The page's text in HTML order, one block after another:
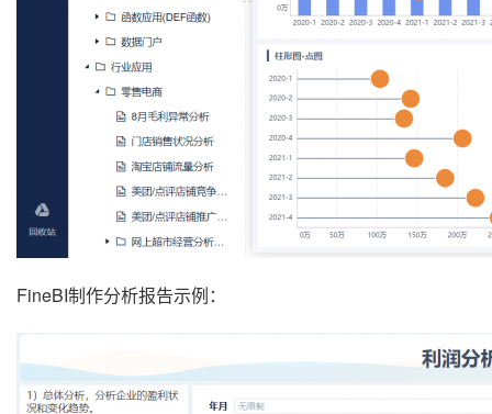
FineBI制作分析报告示例：